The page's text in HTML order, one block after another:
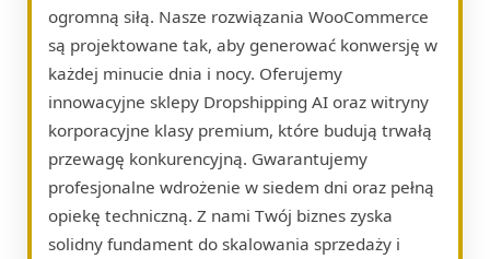
ogromną siłą. Nasze rozwiązania WooCommerce
są projektowane tak, aby generować konwersję w
każdej minucie dnia i nocy. Oferujemy
innowacyjne sklepy Dropshipping AI oraz witryny
korporacyjne klasy premium, które budują trwałą
przewagę konkurencyjną. Gwarantujemy
profesjonalne wdrożenie w siedem dni oraz pełną
opiekę techniczną. Z nami Twój biznes zyska
solidny fundament do skalowania sprzedaży i